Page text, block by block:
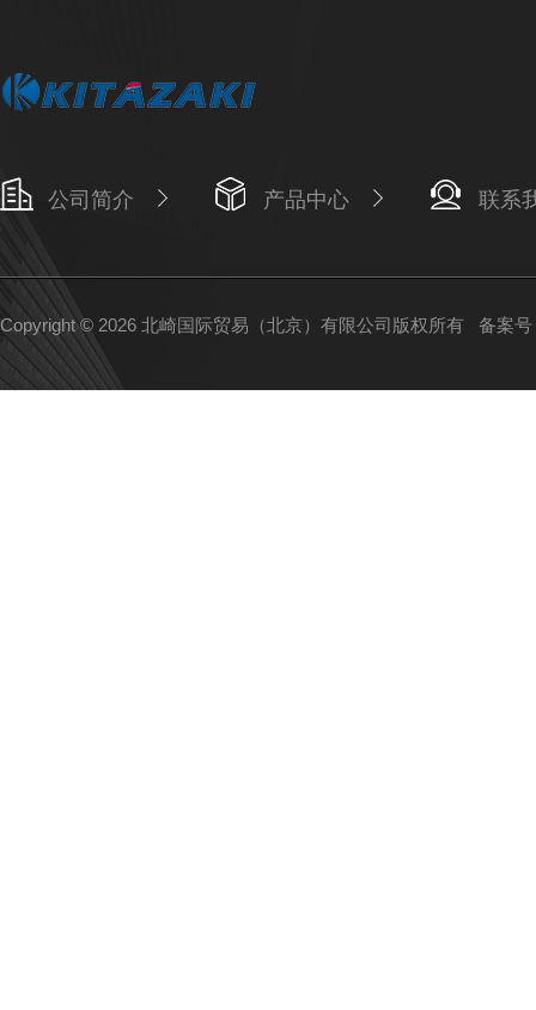
公司简介 产品中心 联系
Copyright © 2026 北崎国际贸易（北京）有限公司版权所有 备案号